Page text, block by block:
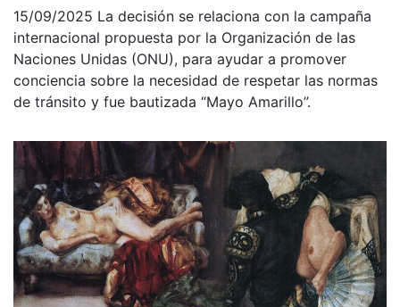
15/09/2025 La decisión se relaciona con la campaña
internacional propuesta por la Organización de las
Naciones Unidas (ONU), para ayudar a promover
conciencia sobre la necesidad de respetar las normas
de tránsito y fue bautizada “Mayo Amarillo”.